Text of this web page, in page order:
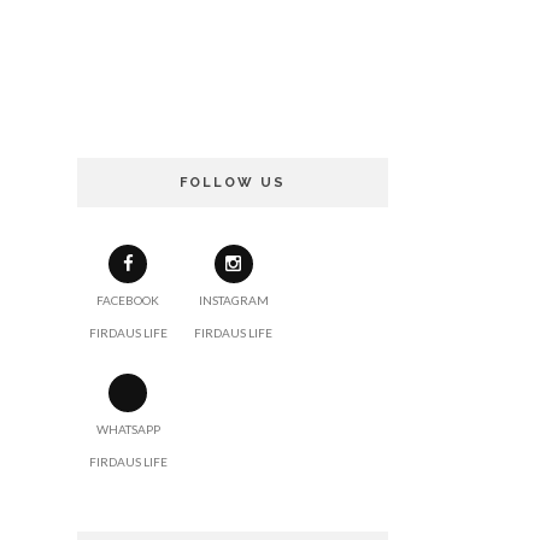
FOLLOW US
FACEBOOK
FIRDAUS LIFE
INSTAGRAM
FIRDAUS LIFE
WHATSAPP
FIRDAUS LIFE